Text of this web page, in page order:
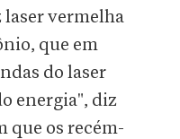
laser vermelha
que em
do laser
energia", diz
que os recém-